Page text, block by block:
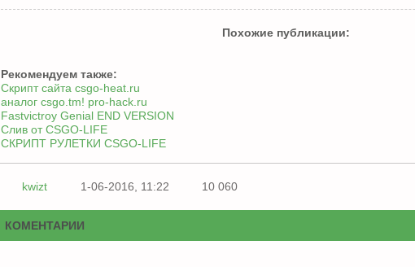
Похожие публикации:
Рекомендуем также:
Скрипт сайта csgo-heat.ru
аналог csgo.tm! pro-hack.ru
Fastvictroy Genial END VERSION
Слив от CSGO-LIFE
СКРИПТ РУЛЕТКИ CSGO-LIFE
kwizt 1-06-2016, 11:22 10 060
КОМЕНТАРИИ